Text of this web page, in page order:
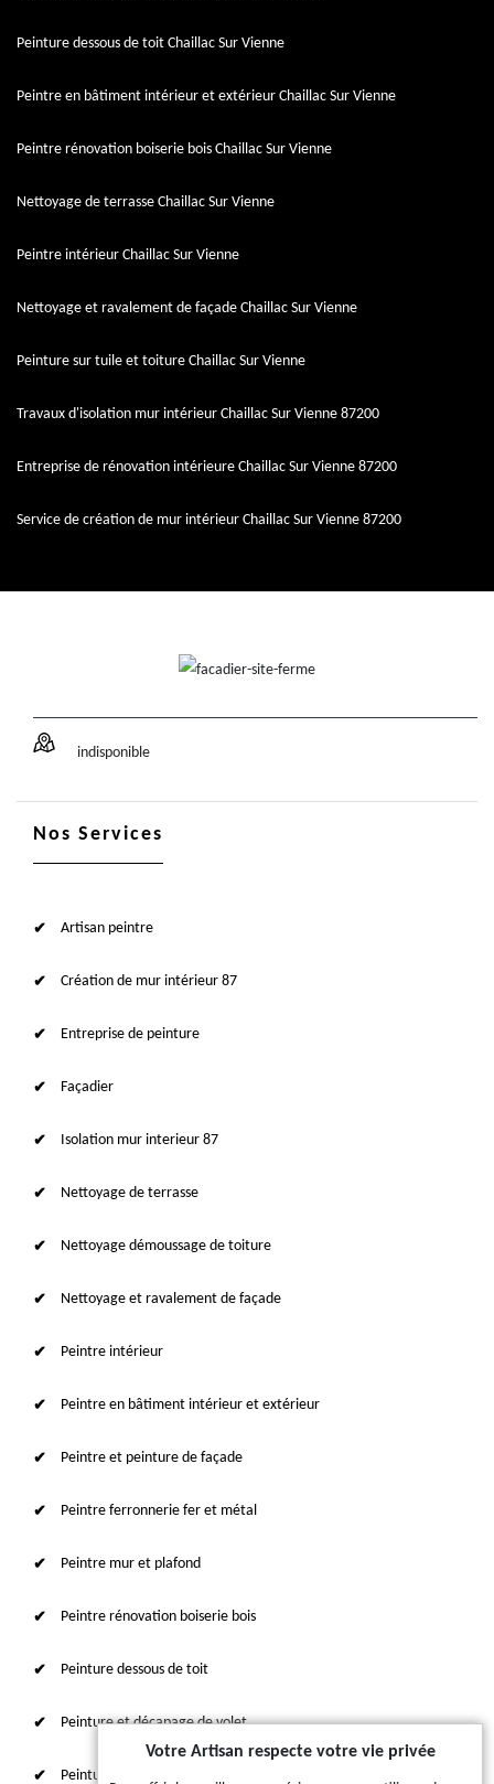
Peinture dessous de toit Chaillac Sur Vienne
Peintre en bâtiment intérieur et extérieur Chaillac Sur Vienne
Peintre rénovation boiserie bois Chaillac Sur Vienne
Nettoyage de terrasse Chaillac Sur Vienne
Peintre intérieur Chaillac Sur Vienne
Nettoyage et ravalement de façade Chaillac Sur Vienne
Peinture sur tuile et toiture Chaillac Sur Vienne
Travaux d'isolation mur intérieur Chaillac Sur Vienne 87200
Entreprise de rénovation intérieure Chaillac Sur Vienne 87200
Service de création de mur intérieur Chaillac Sur Vienne 87200
indisponible
Nos Services
Artisan peintre
Création de mur intérieur 87
Entreprise de peinture
Façadier
Isolation mur interieur 87
Nettoyage de terrasse
Nettoyage démoussage de toiture
Nettoyage et ravalement de façade
Peintre intérieur
Peintre en bâtiment intérieur et extérieur
Peintre et peinture de façade
Peintre ferronnerie fer et métal
Peintre mur et plafond
Peintre rénovation boiserie bois
Peinture dessous de toit
Peinture et décapage de volet
Peinture sur tuile et toiture
Votre Artisan respecte votre vie privée